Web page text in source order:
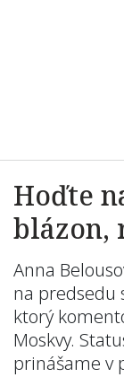
Hoďte
blázon,
Anna
na predsedu
ktorý
Moskvy.
prinášame v